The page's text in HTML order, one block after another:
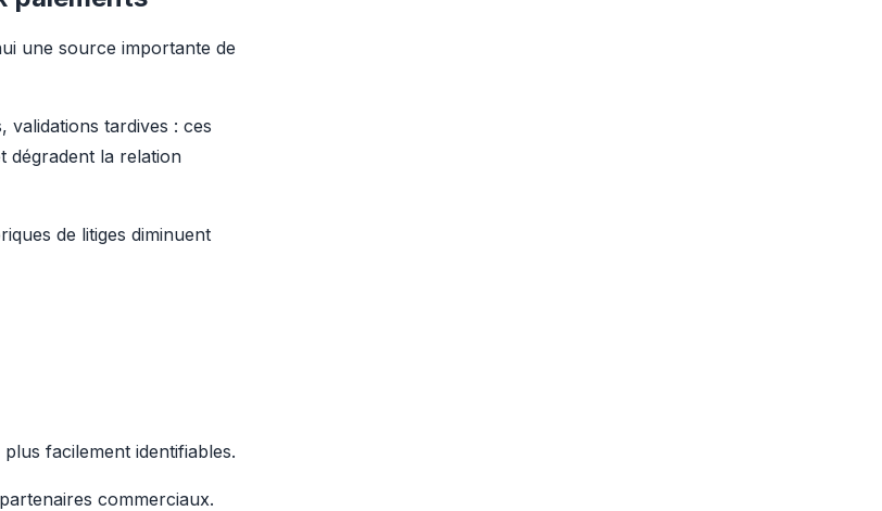
une source importante de
validations tardives : ces
dégradent la relation
de litiges diminuent
facilement identifiables.
commerciaux.